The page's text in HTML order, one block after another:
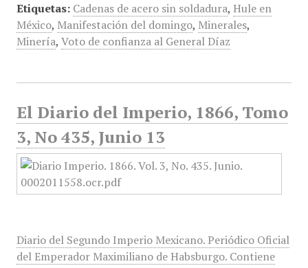
Etiquetas: Cadenas de acero sin soldadura, Hule en
México, Manifestación del domingo, Minerales,
Minería, Voto de confianza al General Díaz
El Diario del Imperio, 1866, Tomo
3, No 435, Junio 13
Diario del Segundo Imperio Mexicano. Periódico Oficial
del Emperador Maximiliano de Habsburgo. Contiene